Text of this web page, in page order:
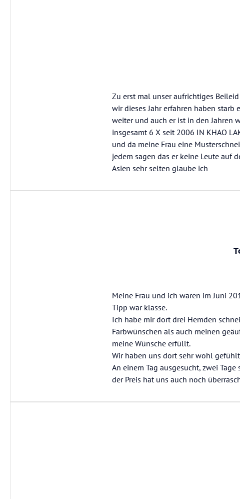
Zu erst mal unser aufrichtiges
wir dieses Jahr erfahren haben starb
weiter und auch er ist in den Jahren
insgesamt 6 X seit 2006 IN KHAO
und da meine Frau eine
jedem sagen das er keine Leute auf
Asien sehr selten glaube ich
Meine Frau und ich waren im Juni
Tipp war klasse.
Ich habe mir dort drei Hemden
Farbwünschen als auch meinen
meine Wünsche erfüllt.
Wir haben uns dort sehr wohl
An einem Tag ausgesucht, zwei
der Preis hat uns auch noch